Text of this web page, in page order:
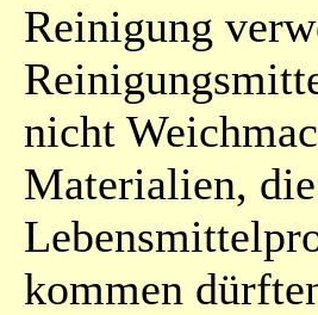
Reinigung
nicht
Materialien,
kommen